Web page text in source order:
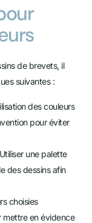
de brevets, il
suivantes :
des couleurs
pour éviter
Utiliser une palette
des dessins afin
choisies
mettre en évidence